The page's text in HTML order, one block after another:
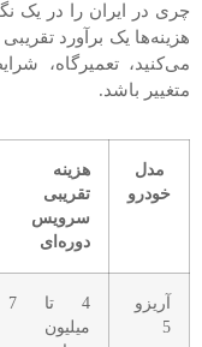
چری در ایران را در یک
هزینه‌ها یک برآورد
می‌کنید، تعمیرگاه،
متغییر باشد.
مدل
خودرو
هزینه
تقریبی
سرویس
دوره‌ای
آریزو
5
4 تا 7
میلیون